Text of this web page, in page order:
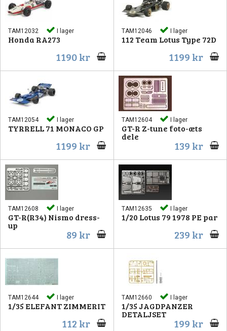
North Eastern
Rostfritt
Färg
Berg
Landskapsmattor
Vatten
GreenStuff
Stenciler
Airbrush
Lödning
Vintrinskåp
Verktygsset
Skärmattor
Övriga tillbehör
TAM12032 I lager
Honda RA273
1190 kr
TAM12046 I lager
112 Team Lotus Type 72D
1199 kr
TAM12054 I lager
TYRRELL 71 MONACO GP
1199 kr
TAM12604 I lager
GT-R Z-tune foto-æts
dele
139 kr
TAM12608 I lager
GT-R(R34) Nismo dress-
up
89 kr
TAM12635 I lager
1/20 Lotus 79 1978 PE par
239 kr
TAM12644 I lager
1/35 ELEFANT ZIMMERIT
112 kr
TAM12660 I lager
1/35 JAGDPANZER
DETALJSET
199 kr